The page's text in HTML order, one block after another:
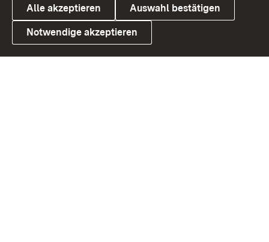
Link zum Landesportal
Alle akzeptieren Auswahl bestätigen
Notwendige akzeptieren